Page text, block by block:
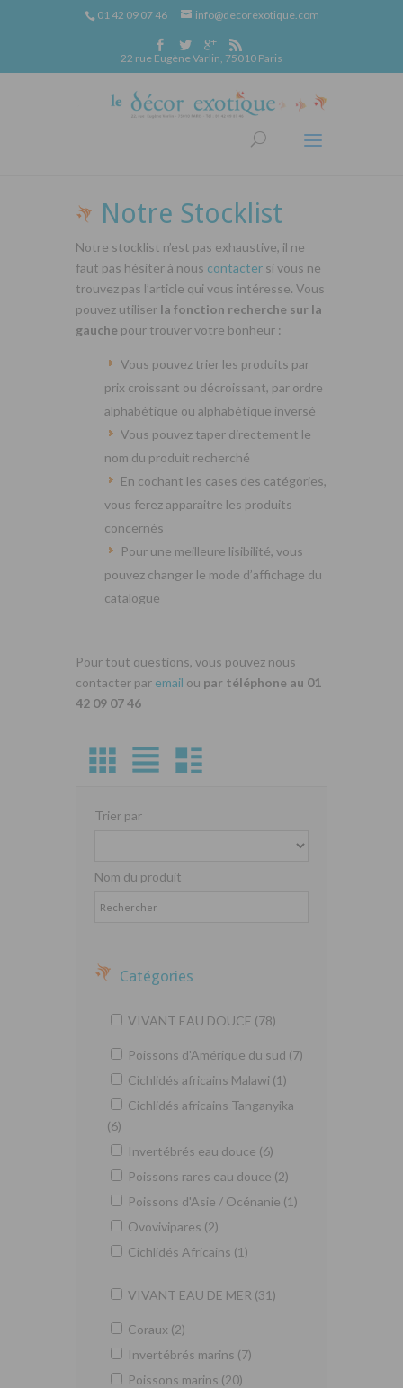
01 42 09 07 46 info@decorexotique.com
22 rue Eugène Varlin, 75010 Paris
Notre Stocklist
Notre stocklist n’est pas exhaustive, il ne
faut pas hésiter à nous contacter si vous ne
trouvez pas l’article qui vous intéresse. Vous
pouvez utiliser la fonction recherche sur la
gauche pour trouver votre bonheur :
Vous pouvez trier les produits par
prix croissant ou décroissant, par ordre
alphabétique ou alphabétique inversé
Vous pouvez taper directement le
nom du produit recherché
En cochant les cases des catégories,
vous ferez apparaitre les produits
concernés
Pour une meilleure lisibilité, vous
pouvez changer le mode d’affichage du
catalogue
Pour tout questions, vous pouvez nous
contacter par email ou par téléphone au 01
42 09 07 46
Trier par
Nom du produit
Catégories
VIVANT EAU DOUCE (78)
Poissons d'Amérique du sud (7)
Cichlidés africains Malawi (1)
Cichlidés africains Tanganyika
(6)
Invertébrés eau douce (6)
Poissons rares eau douce (2)
Poissons d'Asie / Océnanie (1)
Ovovivipares (2)
Cichlidés Africains (1)
VIVANT EAU DE MER (31)
Coraux (2)
Invertébrés marins (7)
Poissons marins (20)